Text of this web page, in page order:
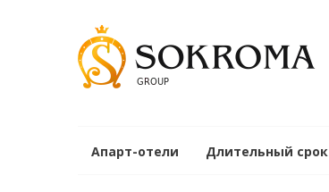
Апарт-отели Длительный срок